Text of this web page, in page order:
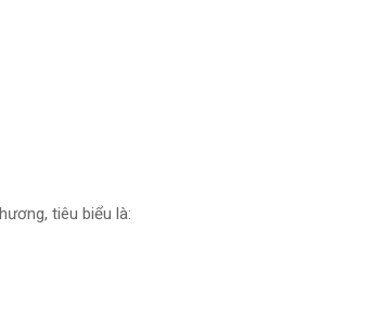
tiêu biểu là: